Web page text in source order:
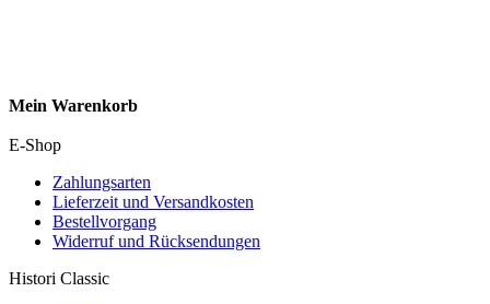
Mein Warenkorb
E-Shop
Zahlungsarten
Lieferzeit und Versandkosten
Bestellvorgang
Widerruf und Rücksendungen
Histori Classic